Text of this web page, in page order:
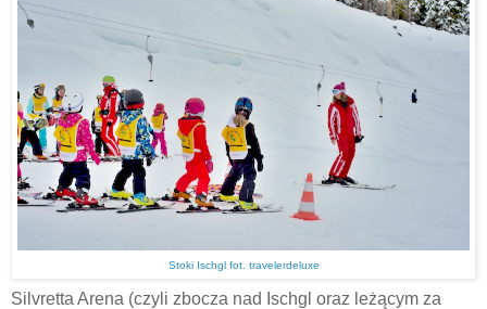
Stoki Ischgl fot. travelerdeluxe
Silvretta Arena (czyli zbocza nad Ischgl oraz leżącym za